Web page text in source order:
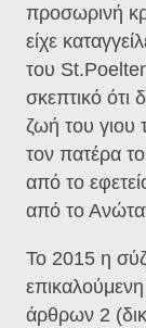
προσωρινή
είχε
του
σκεπτικό ότι
ζωή του γιου
τον πατέρα
από το
από το
Το 2015 η
άρθρων 2